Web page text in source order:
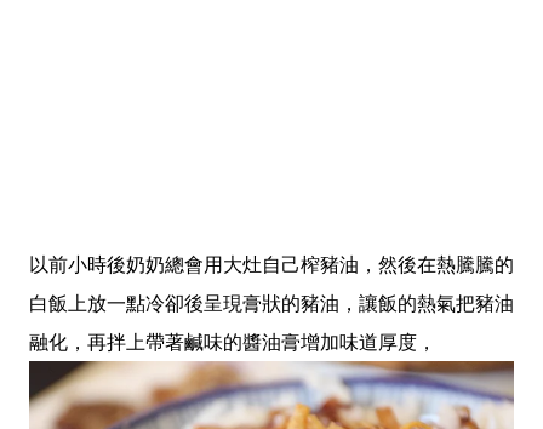
以前小時後奶奶總會用大灶自己榨豬油，然後在熱騰騰的
白飯上放一點冷卻後呈現膏狀的豬油，讓飯的熱氣把豬油
融化，再拌上帶著鹹味的醬油膏增加味道厚度，